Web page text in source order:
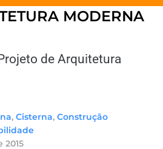
MODERNA
de Arquitetura
, Cisterna, Construção
2015